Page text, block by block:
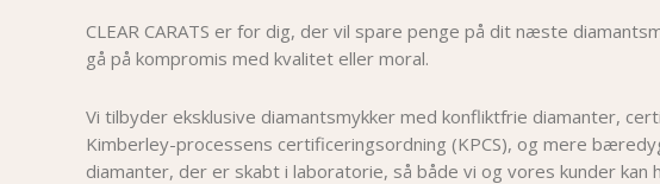
CLEAR CARATS er for dig, der vil spare penge på dit næste
gå på kompromis med kvalitet eller moral.
Vi tilbyder eksklusive diamantsmykker med konfliktfrie diamanter,
Kimberley-processens certificeringsordning (KPCS), og mere
diamanter, der er skabt i laboratorie, så både vi og vores kunder kan